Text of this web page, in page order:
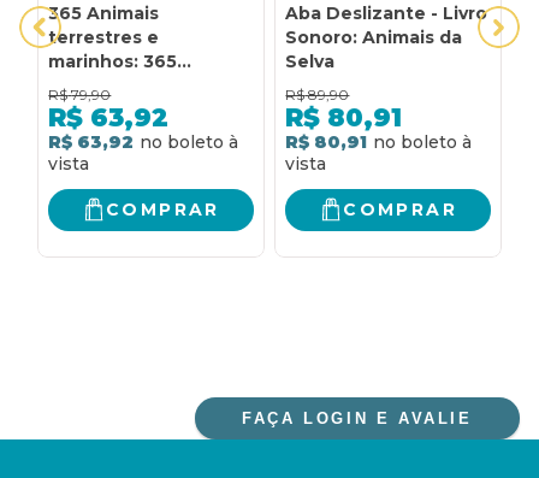
365 Animais
terrestres e
marinhos: 365
Animais terrestres e
marinhos
R$ 79,90
R$ 63,92
R$ 63,92
COMPRAR
Aba Deslizante - Livro
Sonoro: Animais da
Selva
R$ 89,90
R$ 80,91
R$ 80,91
COMPRAR
FAÇA LOGIN E AVALIE